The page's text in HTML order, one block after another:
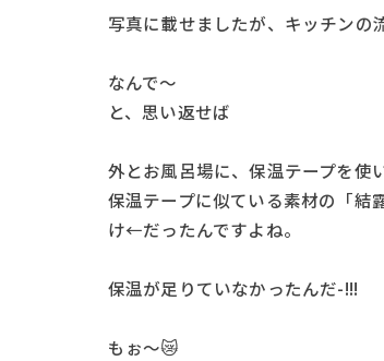
写真に載せましたが、キッチン
なんで～
と、思い返せば
外とお風呂場に、保温テープを使
保温テープに似ている素材の「結
け←だったんですよね。
保温が足りていなかったんだ-!!!
もぉ～😿